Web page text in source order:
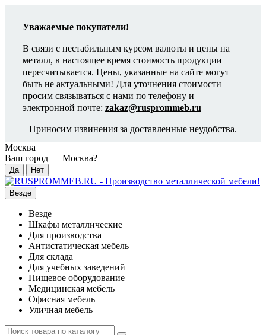
Уважаемые покупатели!
В связи с нестабильным курсом валюты и цены на
металл, в настоящее время стоимость продукции
пересчитывается. Цены, указанные на сайте могут
быть не актуальными! Для уточнения стоимости
просим связываться с нами по телефону и
электронной почте: zakaz@rusprommeb.ru
Приносим извинения за доставленные неудобства.
Москва
Ваш город — Москва?
Везде
Везде
Шкафы металлические
Для производства
Антистатическая мебель
Для склада
Для учебных заведений
Пищевое оборудование
Медицинская мебель
Офисная мебель
Уличная мебель